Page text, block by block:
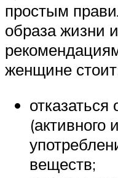
простым
образа жизни
женщине
отказаться
(активного
веществ;